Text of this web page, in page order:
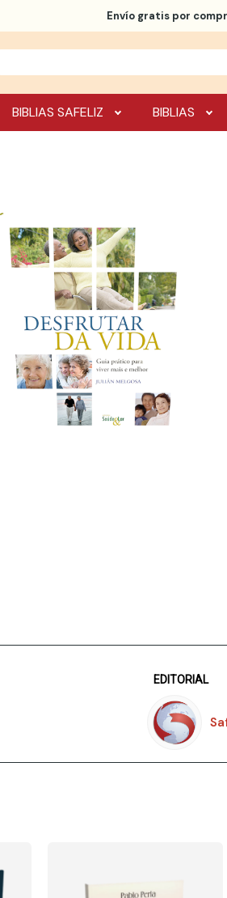
Envío gratispor
BIBLIAS SAFELIZ BIBLIAS
EDITORIAL